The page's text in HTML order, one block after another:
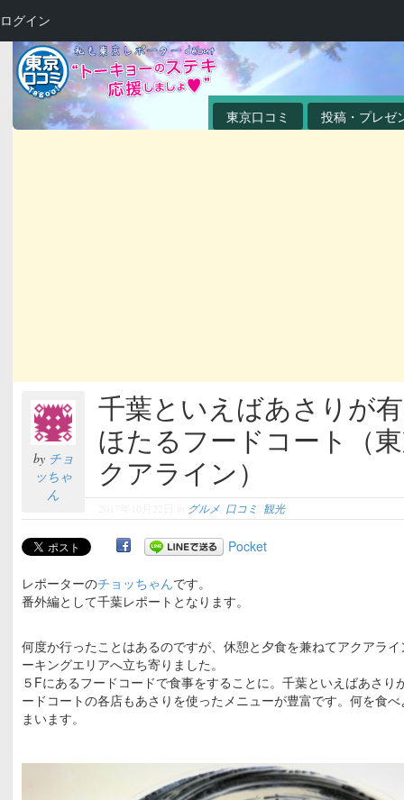
東京口コミ 投稿・プレゼ
by チョ
ッちゃ
ん
千葉といえばあさりが
ほたるフードコート（
クアライン）
グルメ 口コミ 観光
Pocket
レポーターのチョッちゃんです。
番外編として千葉レポートとなります。
何度か行ったことはあるのですが、休憩と夕食を兼ねてアクアラ
ーキングエリアへ立ち寄りました。
５Fにあるフードコードで食事をすることに。千葉といえばあさり
ードコートの各店もあさりを使ったメニューが豊富です。何を食
まいます。
ログイン